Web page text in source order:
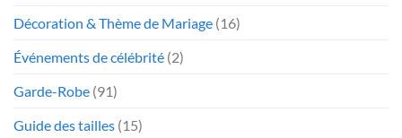
Décoration & Thème de Mariage (16)
Événements de célébrité (2)
Garde-Robe (91)
Guide des tailles (15)